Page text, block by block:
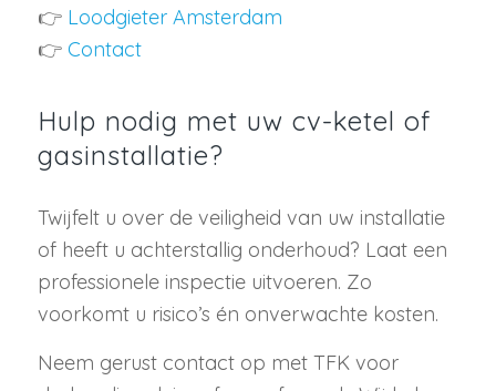
👉Loodgieter Amsterdam
👉 Contact
Hulp nodig met uw cv-ketel of
gasinstallatie?
Twijfelt u over de veiligheid van uw installatie
of heeft u achterstallig onderhoud? Laat een
professionele inspectie uitvoeren. Zo
voorkomt u risico’s én onverwachte kosten.
Neem gerust contact op met TFK voor